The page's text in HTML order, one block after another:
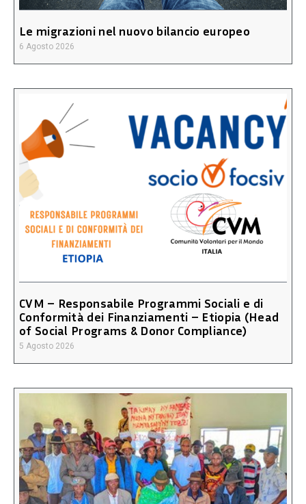
Le migrazioni nel nuovo bilancio europeo
6 Agosto 2026
CVM – Responsabile Programmi Sociali e di
Conformità dei Finanziamenti – Etiopia (Head
of Social Programs & Donor Compliance)
5 Agosto 2026